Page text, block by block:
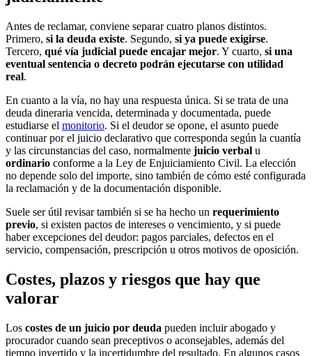
Antes de reclamar, conviene separar cuatro planos distintos.
Primero, si la deuda existe. Segundo, si ya puede exigirse.
Tercero, qué vía judicial puede encajar mejor. Y cuarto, si una
eventual sentencia o decreto podrán ejecutarse con utilidad
real.
En cuanto a la vía, no hay una respuesta única. Si se trata de una
deuda dineraria vencida, determinada y documentada, puede
estudiarse el monitorio. Si el deudor se opone, el asunto puede
continuar por el juicio declarativo que corresponda según la cuantía
y las circunstancias del caso, normalmente juicio verbal u
ordinario conforme a la Ley de Enjuiciamiento Civil. La elección
no depende solo del importe, sino también de cómo esté configurada
la reclamación y de la documentación disponible.
Suele ser útil revisar también si se ha hecho un requerimiento
previo, si existen pactos de intereses o vencimiento, y si puede
haber excepciones del deudor: pagos parciales, defectos en el
servicio, compensación, prescripción u otros motivos de oposición.
Costes, plazos y riesgos que hay que
valorar
Los costes de un juicio por deuda pueden incluir abogado y
procurador cuando sean preceptivos o aconsejables, además del
tiempo invertido y la incertidumbre del resultado. En algunos casos